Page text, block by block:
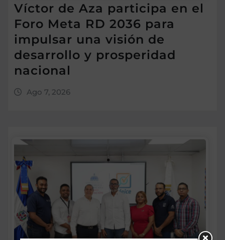
Víctor de Aza participa en el
Foro Meta RD 2036 para
impulsar una visión de
desarrollo y prosperidad
nacional
Ago 7, 2026